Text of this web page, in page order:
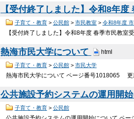
【受付終了しました】令和8年
子育て・教育> 公民館> 市民教室> 令和8年度
【受付終了しました】令和8年度 春季市民教
熱海市民大学について html
子育て・教育> 公民館> 市民大学
熱海市民大学について ページ番号1018065
公共施設予約システムの運用開
子育て・教育> 公民館